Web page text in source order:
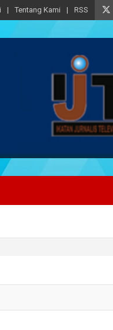
Tentang Kami RSS